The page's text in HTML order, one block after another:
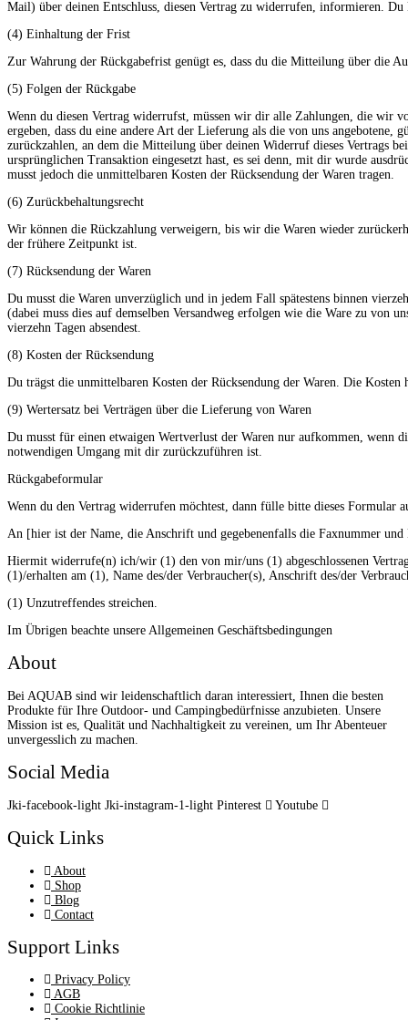
Mail) über deinen Entschluss, diesen Vertrag zu widerrufen, informieren.
(4) Einhaltung der Frist
Zur Wahrung der Rückgabefrist genügt es, dass du die Mitteilung über die
(5) Folgen der Rückgabe
Wenn du diesen Vertrag widerrufst, müssen wir dir alle Zahlungen, die wir
ergeben, dass du eine andere Art der Lieferung als die von uns angebotene,
zurückzahlen, an dem die Mitteilung über deinen Widerruf dieses Vertrags
ursprünglichen Transaktion eingesetzt hast, es sei denn, mit dir wurde
musst jedoch die unmittelbaren Kosten der Rücksendung der Waren tragen.
(6) Zurückbehaltungsrecht
Wir können die Rückzahlung verweigern, bis wir die Waren wieder
der frühere Zeitpunkt ist.
(7) Rücksendung der Waren
Du musst die Waren unverzüglich und in jedem Fall spätestens binnen
(dabei muss dies auf demselben Versandweg erfolgen wie die Ware zu
vierzehn Tagen absendest.
(8) Kosten der Rücksendung
Du trägst die unmittelbaren Kosten der Rücksendung der Waren. Die
(9) Wertersatz bei Verträgen über die Lieferung von Waren
Du musst für einen etwaigen Wertverlust der Waren nur aufkommen, wenn
notwendigen Umgang mit dir zurückzuführen ist.
Rückgabeformular
Wenn du den Vertrag widerrufen möchtest, dann fülle bitte dieses Formular
An [hier ist der Name, die Anschrift und gegebenenfalls die Faxnummer
Hiermit widerrufe(n) ich/wir (1) den von mir/uns (1) abgeschlossenen
(1)/erhalten am (1), Name des/der Verbraucher(s), Anschrift des/der
(1) Unzutreffendes streichen.
Im Übrigen beachte unsere Allgemeinen Geschäftsbedingungen
About
Bei AQUAB sind wir leidenschaftlich daran interessiert, Ihnen die besten
Produkte für Ihre Outdoor- und Campingbedürfnisse anzubieten. Unsere
Mission ist es, Qualität und Nachhaltigkeit zu vereinen, um Ihr Abenteuer
unvergesslich zu machen.
Social Media
Jki-facebook-light Jki-instagram-1-light Pinterest Youtube
Quick Links
About
Shop
Blog
Contact
Support Links
Privacy Policy
AGB
Cookie Richtlinie